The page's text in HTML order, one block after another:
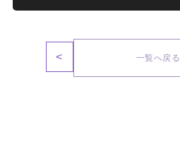
< 一覧へ戻る